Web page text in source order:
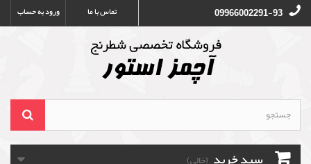
ورود به حساب تماس با ما 09966002291-93